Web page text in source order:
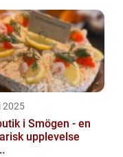
2025
i Smögen - en
upplevelse